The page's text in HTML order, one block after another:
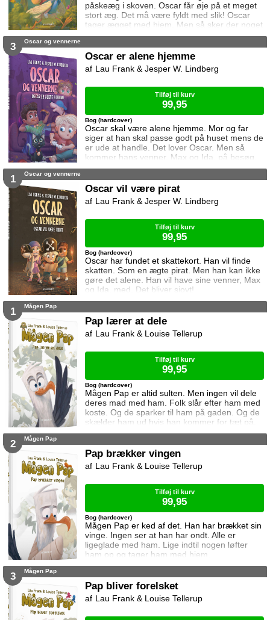
påskeæg i skoven. Oscar får øje på et meget
stort æg. Det må være fyldt med slik! Oscar
tager ægget med hjem. Men så sker der noget
han ikke havde regnet med!
3 Oscar og vennerne
Oscar er alene hjemme
Oscar skal være alene hjemme. Mor og far
siger at han skal passe godt på huset mens de
er ude at handle. Det lover Oscar. Men så
kommer hans venner, Max og Ida, på besøg.
Og så får Oscar travlt!
Bog (hardcover)
Lau Frank & Jesper W. Lindberg
Tilføj til kurv
99,95
1 Oscar og vennerne
Oscar vil være pirat
Oscar har fundet et skattekort. Han vil finde
skatten. Som en ægte pirat. Men han kan ikke
gøre det alene. Han vil have sine venner, Max
og Ida, med. Det bliver sjovt!
Bog (hardcover)
Lau Frank & Jesper W. Lindberg
Tilføj til kurv
99,95
1 Mågen Pap
Pap lærer at dele
Mågen Pap er altid sulten. Men ingen vil dele
deres mad med ham. Folk slår efter ham med
koste. Og de sparker til ham på gaden. Og de
skælder ham ud hvis han kommer for tæt på.
Alt hvad mågen Pap gør er forkert. Men så
Bog (hardcover)
Lau Frank & Louise Tellerup
Tilføj til kurv
99,95
2 Mågen Pap
Pap brækker vingen
Mågen Pap er ked af det. Han har brækket sin
vinge. Ingen ser at han har ondt. Alle er
ligeglade med ham. Lige indtil nogen løfter
ham op og tager ham med hjem.
Bog (hardcover)
Lau Frank & Louise Tellerup
Tilføj til kurv
99,95
3 Mågen Pap
Pap bliver forelsket
Lau Frank & Louise Tellerup